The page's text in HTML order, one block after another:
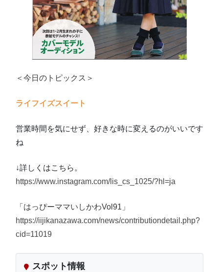
＜今日のトピックス＞
ライフイズスイート
営業時間を気にせず、好きな時に変えるのがいいです
ね
↓詳しくはこちら。
https://www.instagram.com/lis_cs_1025/?hl=ja
「はっぴーママいしかわVol91」
https://iijikanazawa.com/news/contributiondetail.php?
cid=11019
スポット情報